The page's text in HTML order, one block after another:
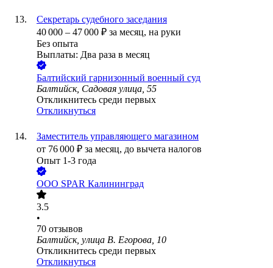
Секретарь судебного заседания
40 000 – 47 000 ₽ за месяц, на руки
Без опыта
Выплаты: Два раза в месяц
Балтийский гарнизонный военный суд
Балтийск, Садовая улица, 55
Откликнитесь среди первых
Откликнуться
Заместитель управляющего магазином
от 76 000 ₽ за месяц, до вычета налогов
Опыт 1-3 года
ООО SPAR Калининград
3.5
•
70 отзывов
Балтийск, улица В. Егорова, 10
Откликнитесь среди первых
Откликнуться